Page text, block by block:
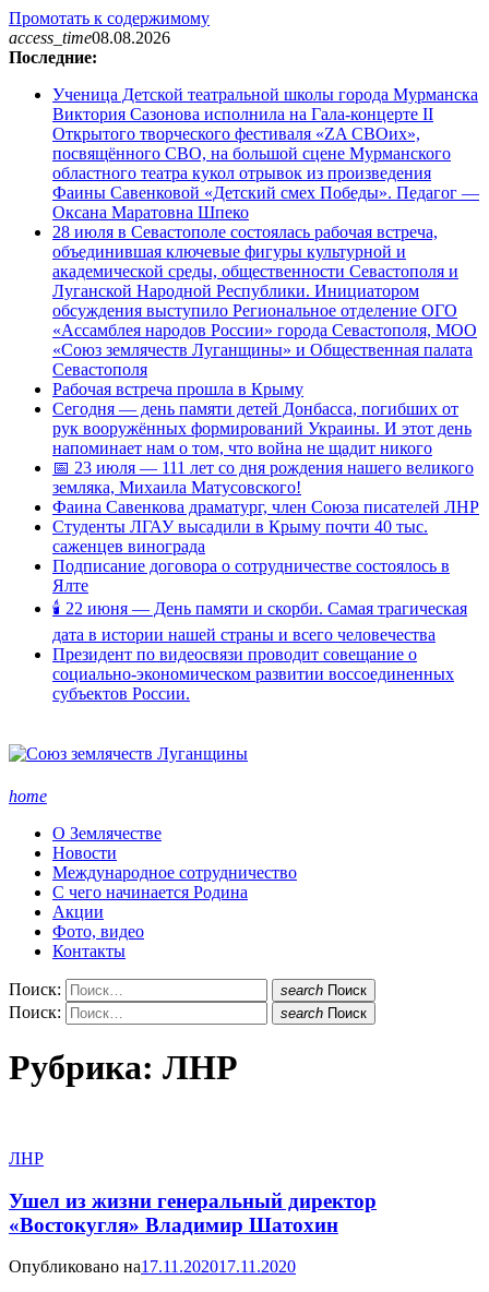
Промотать к содержимому
access_time08.08.2026
Последние:
Ученица Детской театральной школы города Мурманска
Виктория Сазонова исполнила на Гала-концерте II
Открытого творческого фестиваля «ZA СВОих»,
посвящённого СВО, на большой сцене Мурманского
областного театра кукол отрывок из произведения
Фаины Савенковой «Детский смех Победы». Педагог —
Оксана Маратовна Шпеко
28 июля в Севастополе состоялась рабочая встреча,
объединившая ключевые фигуры культурной и
академической среды, общественности Севастополя и
Луганской Народной Республики. Инициатором
обсуждения выступило Региональное отделение ОГО
«Ассамблея народов России» города Севастополя, МОО
«Союз землячеств Луганщины» и Общественная палата
Севастополя
Рабочая встреча прошла в Крыму
Сегодня — день памяти детей Донбасса, погибших от
рук вооружённых формирований Украины. И этот день
напоминает нам о том, что война не щадит никого
📅 23 июля — 111 лет со дня рождения нашего великого
земляка, Михаила Матусовского!
Фаина Савенкова драматург, член Союза писателей ЛНР
Студенты ЛГАУ высадили в Крыму почти 40 тыс.
саженцев винограда
Подписание договора о сотрудничестве состоялось в
Ялте
🕯 22 июня — День памяти и скорби. Самая трагическая
дата в истории нашей страны и всего человечества
Президент по видеосвязи проводит совещание о
социально-экономическом развитии воссоединенных
субъектов России.
home
О Землячестве
Новости
Международное сотрудничество
С чего начинается Родина
Акции
Фото, видео
Контакты
Поиск: search Поиск
Поиск: search Поиск
Рубрика: ЛНР
ЛНР
Ушел из жизни генеральный директор
«Востокугля» Владимир Шатохин
Опубликовано на17.11.202017.11.2020